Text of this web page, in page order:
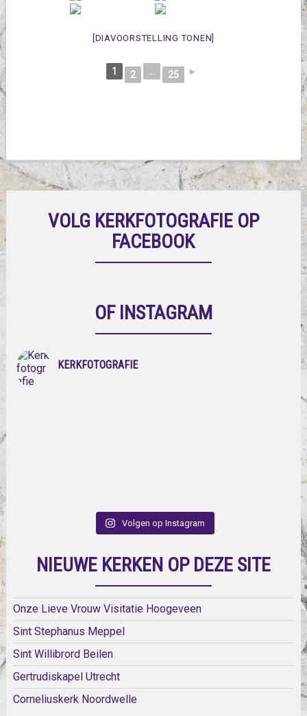
[DIAVOORSTELLING TONEN]
1 2 ... 25 ►
VOLG KERKFOTOGRAFIE OP
FACEBOOK
OF INSTAGRAM
KERKFOTOGRAFIE
Volgen op Instagram
NIEUWE KERKEN OP DEZE SITE
Onze Lieve Vrouw Visitatie Hoogeveen
Sint Stephanus Meppel
Sint Willibrord Beilen
Gertrudiskapel Utrecht
Corneliuskerk Noordwelle